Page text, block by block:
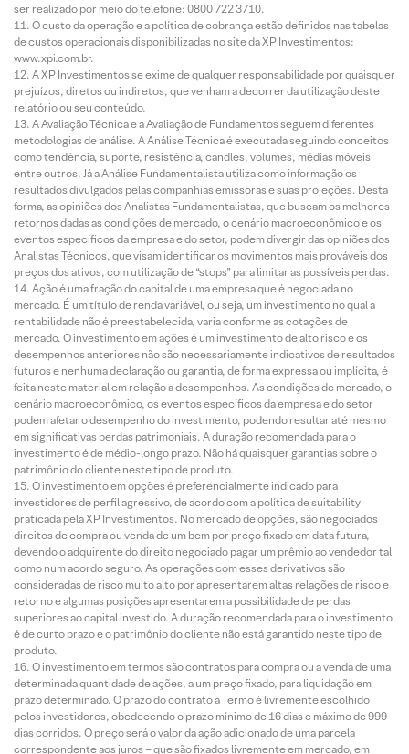
ser realizado por meio do telefone: 0800 722 3710.
O custo da operação e a política de cobrança estão definidos nas tabelas
de custos operacionais disponibilizadas no site da XP Investimentos:
www.xpi.com.br.
A XP Investimentos se exime de qualquer responsabilidade por quaisquer
prejuízos, diretos ou indiretos, que venham a decorrer da utilização deste
relatório ou seu conteúdo.
A Avaliação Técnica e a Avaliação de Fundamentos seguem diferentes
metodologias de análise. A Análise Técnica é executada seguindo conceitos
como tendência, suporte, resistência, candles, volumes, médias móveis
entre outros. Já a Análise Fundamentalista utiliza como informação os
resultados divulgados pelas companhias emissoras e suas projeções. Desta
forma, as opiniões dos Analistas Fundamentalistas, que buscam os melhores
retornos dadas as condições de mercado, o cenário macroeconômico e os
eventos específicos da empresa e do setor, podem divergir das opiniões dos
Analistas Técnicos, que visam identificar os movimentos mais prováveis dos
preços dos ativos, com utilização de “stops” para limitar as possíveis perdas.
Ação é uma fração do capital de uma empresa que é negociada no
mercado. É um título de renda variável, ou seja, um investimento no qual a
rentabilidade não é preestabelecida, varia conforme as cotações de
mercado. O investimento em ações é um investimento de alto risco e os
desempenhos anteriores não são necessariamente indicativos de resultados
futuros e nenhuma declaração ou garantia, de forma expressa ou implícita, é
feita neste material em relação a desempenhos. As condições de mercado, o
cenário macroeconômico, os eventos específicos da empresa e do setor
podem afetar o desempenho do investimento, podendo resultar até mesmo
em significativas perdas patrimoniais. A duração recomendada para o
investimento é de médio-longo prazo. Não há quaisquer garantias sobre o
patrimônio do cliente neste tipo de produto.
O investimento em opções é preferencialmente indicado para
investidores de perfil agressivo, de acordo com a política de suitability
praticada pela XP Investimentos. No mercado de opções, são negociados
direitos de compra ou venda de um bem por preço fixado em data futura,
devendo o adquirente do direito negociado pagar um prêmio ao vendedor tal
como num acordo seguro. As operações com esses derivativos são
consideradas de risco muito alto por apresentarem altas relações de risco e
retorno e algumas posições apresentarem a possibilidade de perdas
superiores ao capital investido. A duração recomendada para o investimento
é de curto prazo e o patrimônio do cliente não está garantido neste tipo de
produto.
O investimento em termos são contratos para compra ou a venda de uma
determinada quantidade de ações, a um preço fixado, para liquidação em
prazo determinado. O prazo do contrato a Termo é livremente escolhido
pelos investidores, obedecendo o prazo mínimo de 16 dias e máximo de 999
dias corridos. O preço será o valor da ação adicionado de uma parcela
correspondente aos juros – que são fixados livremente em mercado, em